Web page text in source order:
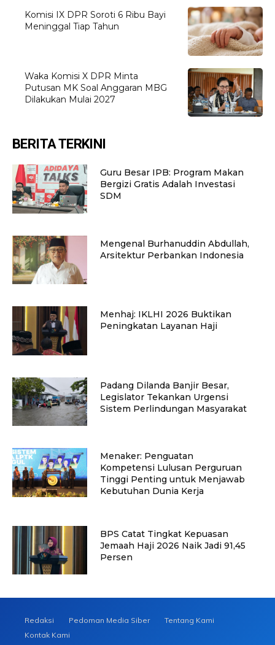
Komisi IX DPR Soroti 6 Ribu Bayi
Meninggal Tiap Tahun
Waka Komisi X DPR Minta
Putusan MK Soal Anggaran MBG
Dilakukan Mulai 2027
BERITA TERKINI
Guru Besar IPB: Program Makan
Bergizi Gratis Adalah Investasi
SDM
Mengenal Burhanuddin Abdullah,
Arsitektur Perbankan Indonesia
Menhaj: IKLHI 2026 Buktikan
Peningkatan Layanan Haji
Padang Dilanda Banjir Besar,
Legislator Tekankan Urgensi
Sistem Perlindungan Masyarakat
Menaker: Penguatan
Kompetensi Lulusan Perguruan
Tinggi Penting untuk Menjawab
Kebutuhan Dunia Kerja
BPS Catat Tingkat Kepuasan
Jemaah Haji 2026 Naik Jadi 91,45
Persen
Redaksi Pedoman Media Siber
Tentang Kami
Kontak Kami